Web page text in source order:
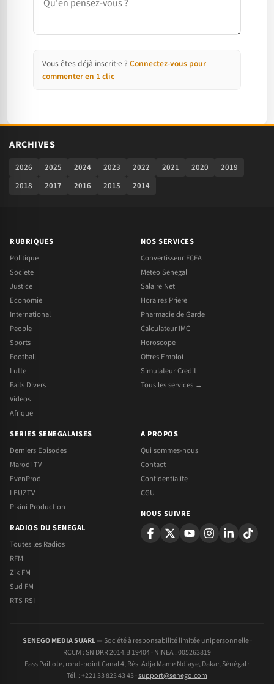
Vous êtes déjà inscrit·e ? Connectez-vous pour
commenter en 1 clic
ARCHIVES
2026 2025 2024 2023 2022 2021 2020
2019
2018
2017 2016 2015 2014
RUBRIQUES
Politique
Societe
Justice
Economie
International
People
Sports
Football
Lutte
Faits Divers
Videos
Afrique
NOS SERVICES
Convertisseur FCFA
Meteo Senegal
Salaire Net
Horaires Priere
Pharmacie de Garde
Calculateur IMC
Horoscope
Offres Emploi
Simulateur Credit
Tous les services →
SERIES SENEGALAISES
Derniers Episodes
Marodi TV
EvenProd
LEUZTV
Pikini Production
RADIOS DU SENEGAL
Toutes les Radios
RFM
Zik FM
Sud FM
RTS RSI
A PROPOS
Qui sommes-nous
Contact
Confidentialite
CGU
NOUS SUIVRE
SENEGO MEDIA SUARL— Société à responsabilité limitée unipersonnelle ·
RCCM : SN DKR 2014.B 19404 · NINEA : 005263819
Fass Paillote, rond-point Canal 4, Rés. Adja Mame Ndiaye, Dakar, Sénégal ·
Tél. : +221 33 823 43 43 ·support@senego.com